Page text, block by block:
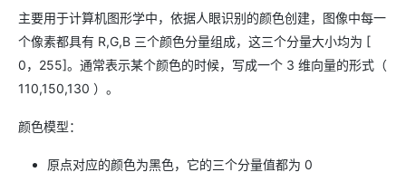
主要用于计算机图形学中，依据人眼识别的颜色创建，图像中每一
个像素都具有 R,G,B 三个颜色分量组成，这三个分量大小均为 [
0，255]。通常表示某个颜色的时候，写成一个 3 维向量的形式（
110,150,130 ）。
颜色模型：
原点对应的颜色为黑色，它的三个分量值都为 0